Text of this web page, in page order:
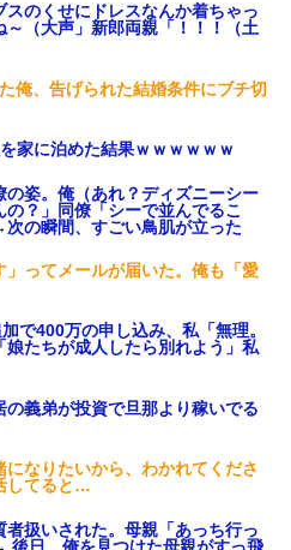
スのくせにドレスなんか着ちゃっ
（大声」新郎両親「！！！（土
俺、告げられた結婚条件にブチ切
家に泊めた結果ｗｗｗｗｗｗ
姿。俺（あれ？ディズニーシー
？」同僚「シーで並んでるこ
の瞬間、すごい鳥肌が立った
ってメールが届いた。俺も「愛
で400万の申し込み、私「無理。
たちが成人したら別れよう」私
義弟が投資で旦那より稼いでる
なりたいから、わかれてくださ
してると…
扱いされた。母親「あっち行っ
後日、俺を見つけた母親がすっ飛